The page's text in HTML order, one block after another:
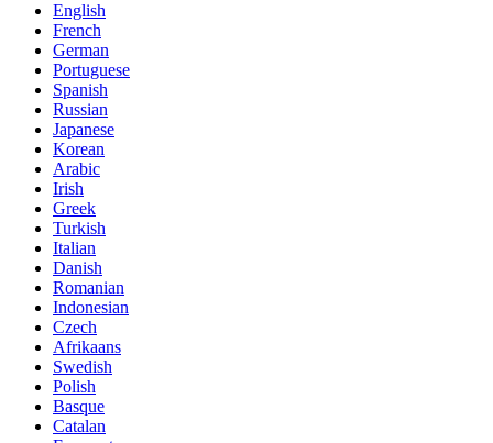
English
French
German
Portuguese
Spanish
Russian
Japanese
Korean
Arabic
Irish
Greek
Turkish
Italian
Danish
Romanian
Indonesian
Czech
Afrikaans
Swedish
Polish
Basque
Catalan